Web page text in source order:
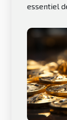
essentiel